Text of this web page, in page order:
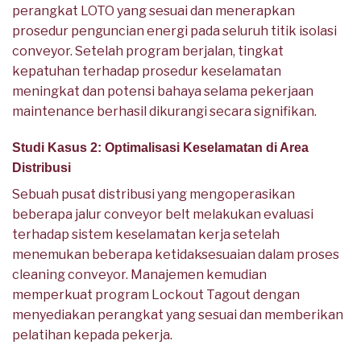
perangkat LOTO yang sesuai dan menerapkan
prosedur penguncian energi pada seluruh titik isolasi
conveyor. Setelah program berjalan, tingkat
kepatuhan terhadap prosedur keselamatan
meningkat dan potensi bahaya selama pekerjaan
maintenance berhasil dikurangi secara signifikan.
Studi Kasus 2: Optimalisasi Keselamatan di Area
Distribusi
Sebuah pusat distribusi yang mengoperasikan
beberapa jalur conveyor belt melakukan evaluasi
terhadap sistem keselamatan kerja setelah
menemukan beberapa ketidaksesuaian dalam proses
cleaning conveyor. Manajemen kemudian
memperkuat program Lockout Tagout dengan
menyediakan perangkat yang sesuai dan memberikan
pelatihan kepada pekerja.